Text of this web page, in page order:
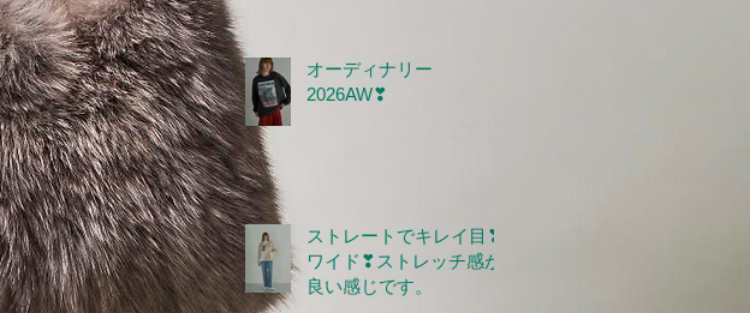
オーディナリー
2026AW❣
ストレートでキレイ目❣
ワイド❣ストレッチ感が
良い感じです。